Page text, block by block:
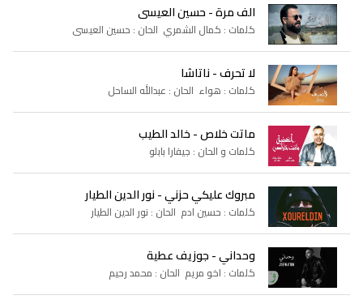
الف مرة - حسين العيسى
كلمات : كمال الشمري الحان : حسين العيسى
لا تحرف - ناتاشا
كلمات : هواء الحان : عبدالله الساحل
ماتت خلاص - خالد الطيب
كلمات و الحان : جيفارا بابلو
مبروك عليكي حزني - نور الدين الطيار
كلمات : حسين ادم الحان : نور الدين الطيار
وحداني - جوزيف عطية
كلمات : اخو مريم الحان : محمد رحيم